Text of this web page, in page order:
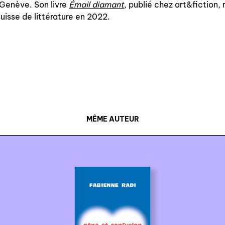
Son livre Émail diamant, publié chez art&fiction,
de littérature en 2022.
MÊME AUTEUR